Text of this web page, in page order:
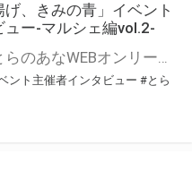
げ、きみの青」イベント
ュー-マルシェ編vol.2-
こんにちは、とらのあなWEBオンリー運営スタッフです。 新たにお届けする、イベント主催者インタビュー-マルシェ編-は、 とらのあなWEBオンリー「マルシェ」をご利用の主催様に 「マルシェ」を使ってイベントを開催した感想や心がけをお聞きする企画です。 今回は、WEBオンリー初開催「駄菓子と唐揚げ、きみの青」より、 主催のぎこ六屋様にお話を伺いました。 協力：ぎこ六屋様／イベント公式Twitter（@krkgwks） とらのあなWEBオンリー「マルシェ」とは？ WEBオンリーでリアルタイムでコミュニケーションがとれるオンライン会場です。
ント主催者インタビュー #とら